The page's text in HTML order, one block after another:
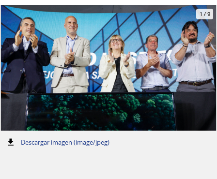
1 / 9
Descargar imagen (image/jpeg):